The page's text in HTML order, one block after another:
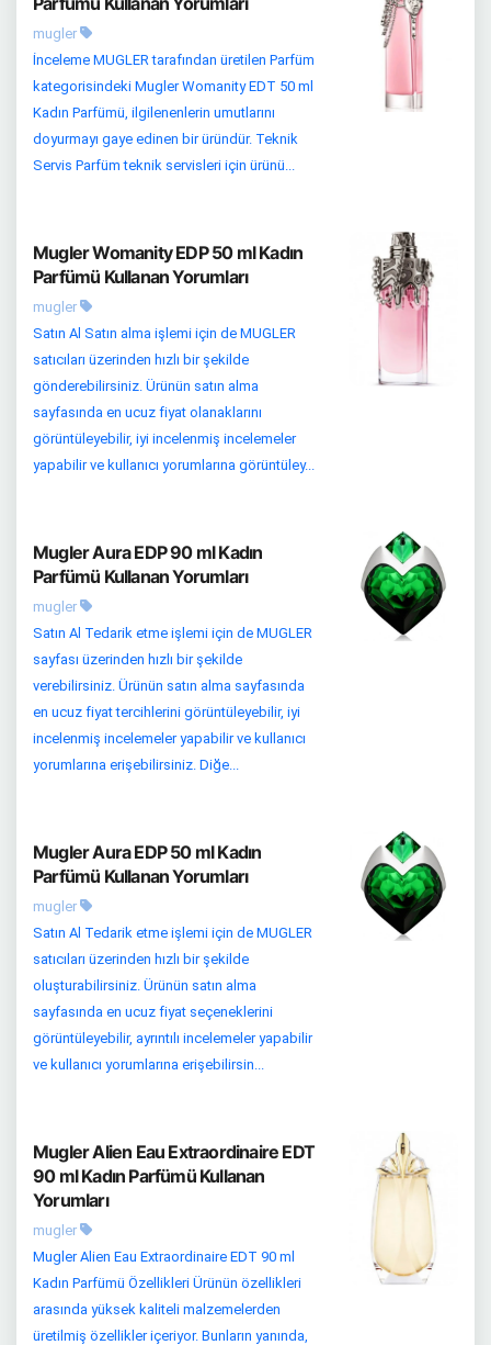
mugler
İnceleme MUGLER tarafından üretilen Parfüm
kategorisindeki Mugler Womanity EDT 50 ml
Kadın Parfümü, ilgilenenlerin umutlarını
doyurmayı gaye edinen bir üründür. Teknik
Servis Parfüm teknik servisleri için ürünü...
Mugler Womanity EDP 50 ml Kadın
Parfümü Kullanan Yorumları
mugler
Satın Al Satın alma işlemi için de MUGLER
satıcıları üzerinden hızlı bir şekilde
gönderebilirsiniz. Ürünün satın alma
sayfasında en ucuz fiyat olanaklarını
görüntüleyebilir, iyi incelenmiş incelemeler
yapabilir ve kullanıcı yorumlarına görüntüley...
Mugler Aura EDP 90 ml Kadın
Parfümü Kullanan Yorumları
mugler
Satın Al Tedarik etme işlemi için de MUGLER
sayfası üzerinden hızlı bir şekilde
verebilirsiniz. Ürünün satın alma sayfasında
en ucuz fiyat tercihlerini görüntüleyebilir, iyi
incelenmiş incelemeler yapabilir ve kullanıcı
yorumlarına erişebilirsiniz. Diğe...
Mugler Aura EDP 50 ml Kadın
Parfümü Kullanan Yorumları
mugler
Satın Al Tedarik etme işlemi için de MUGLER
satıcıları üzerinden hızlı bir şekilde
oluşturabilirsiniz. Ürünün satın alma
sayfasında en ucuz fiyat seçeneklerini
görüntüleyebilir, ayrıntılı incelemeler yapabilir
ve kullanıcı yorumlarına erişebilirsin...
Mugler Alien Eau Extraordinaire EDT
90 ml Kadın Parfümü Kullanan
Yorumları
mugler
Mugler Alien Eau Extraordinaire EDT 90 ml
Kadın Parfümü Özellikleri Ürünün özellikleri
arasında yüksek kaliteli malzemelerden
üretilmiş özellikler içeriyor. Bunların yanında,